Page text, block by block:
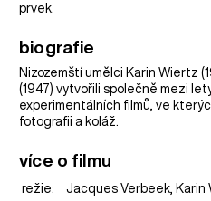
prvek.
biografie
Nizozemští umělci Karin Wiertz
(1947) vytvořili společně mezi
experimentálních filmů, ve
fotografii a koláž.
více o filmu
režie: Jacques Verbeek, Karin